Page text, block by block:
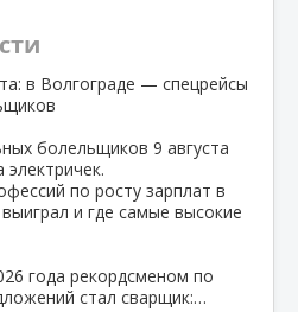
в Волгограде — спецрейсы
болельщиков 9 августа
электричек.
по росту зарплат в
и где самые высокие
года рекордсменом по
стал сварщик:…